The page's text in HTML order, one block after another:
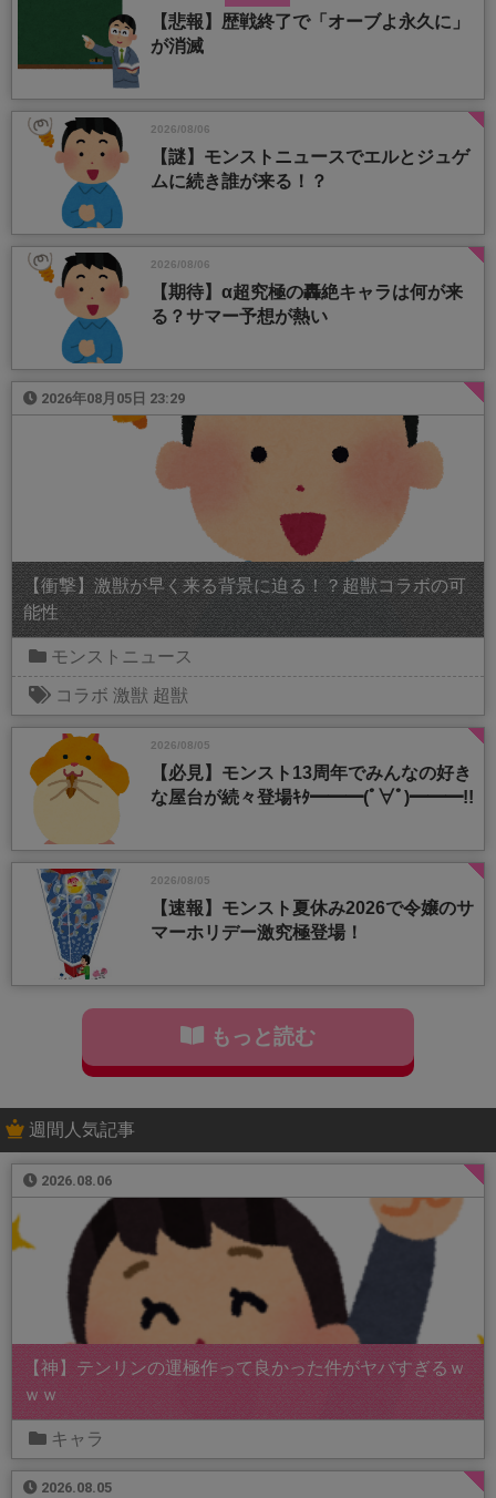
【悲報】歴戦終了で「オーブよ永久に」
が消滅
2026/08/06
【謎】モンストニュースでエルとジュゲ
ムに続き誰が来る！？
2026/08/06
【期待】α超究極の轟絶キャラは何が来
る？サマー予想が熱い
2026年08月05日 23:29
【衝撃】激獣が早く来る背景に迫る！？超獣コラボの可
能性
モンストニュース
コラボ 激獣 超獣
2026/08/05
【必見】モンスト13周年でみんなの好き
な屋台が続々登場ｷﾀ━━━(ﾟ∀ﾟ)━━━!!
2026/08/05
【速報】モンスト夏休み2026で令嬢のサ
マーホリデー激究極登場！
もっと読む
週間人気記事
2026.08.06
【神】テンリンの運極作って良かった件がヤバすぎるｗ
ｗｗ
キャラ
2026.08.05